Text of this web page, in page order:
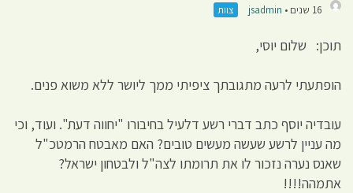
16 שנים • jsadmin צוות
תוכן: שלום יוסי,
הופתעתי לרעה מתגובתך ציפיתי ממך ליושר ללא משוא פנים.
עובדיה יוסף כתב דברי רשע דלעיל בחיבורו "יחווה דעת". ועוד, וכי
מה עניין לרשע שעשה מעשים טובים? האם מאבטח הרמטכ"ל
שאנס נערה נזכור לו את תרומתו לצה"ל ולבטחון ישראל?
אתמהה!!!!